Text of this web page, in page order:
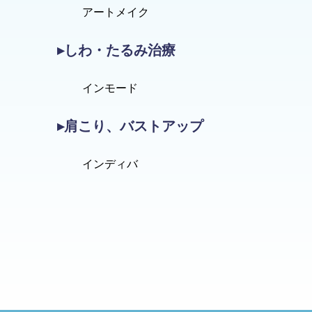
アートメイク
▸しわ・たるみ治療
インモード
▸肩こり、バストアップ
インディバ